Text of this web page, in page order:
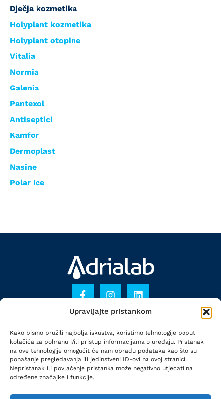
Upravljajte pristankom
Kako bismo pružili najbolja iskustva, koristimo tehnologije poput
kolačića za pohranu i/ili pristup informacijama o uređaju. Pristanak
na ove tehnologije omogućit će nam obradu podataka kao što su
ponašanje pregledavanja ili jedinstveni ID-ovi na ovoj stranici.
Nepristanak ili povlačenje pristanka može negativno utjecati na
određene značajke i funkcije.
Dječja kozmetika
Holyplant kozmetika
Holyplant otopine
Vitalia
Normia
Galenia
Pantexol
Antiseptici
Kamfor
Dermoplast
Nasine
Polar Ice
KONTAKT
PRAVILA PRIVATNOSTI
POLITIKA KOLAČIĆA